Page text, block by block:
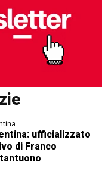
ufficializzato
di Franco